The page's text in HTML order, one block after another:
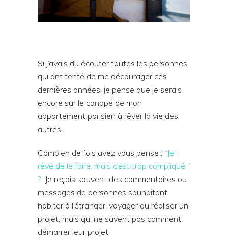
Si j’avais du écouter toutes les personnes
qui ont tenté de me décourager ces
dernières années, je pense que je serais
encore sur le canapé de mon
appartement parisien à rêver la vie des
autres.
Combien de fois avez vous pensé : “Je
rêve de le faire, mais c’est trop compliqué ”
? Je reçois souvent des commentaires ou
messages de personnes souhaitant
habiter à l’étranger, voyager ou réaliser un
projet, mais qui ne savent pas comment
démarrer leur projet.